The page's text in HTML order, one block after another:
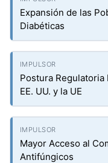
Expansión de las
Diabéticas
Postura Regulatoria
EE. UU. y la UE
Mayor Acceso al
Antifúngicos